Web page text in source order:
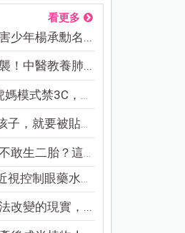
看更多
少年楊承勳名...
！中醫教養肺...
式禁3C，看...
，就要被貼「...
生二胎？這8...
控制眼藥水納...
改變的現實，...